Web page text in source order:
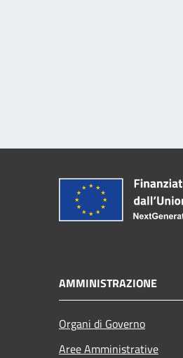
AMMINISTRAZIONE
Organi di Governo
Aree Amministrative